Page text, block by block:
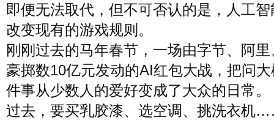
即便无法取代，但不可否认的是，人工
改变现有的游戏规则。
刚刚过去的马年春节，一场由字节、阿
豪掷数10亿元发动的AI红包大战，把问
件事从少数人的爱好变成了大众的日常。
过去，要买乳胶漆、选空调、挑洗衣机